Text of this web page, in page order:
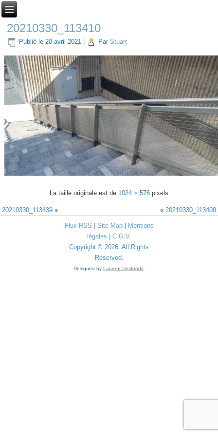
20210330_113410
Publié le 20 avril 2021 Par Stuart
La taille originale est de 1024 × 576 pixels
20210330_113439 » « 20210330_113400
Flux RSS | Site-Map| Mentions
légales | C.G.V.
Copyright © 2026. All Rights
Reserved.
Designed by Laurent Desfonds.